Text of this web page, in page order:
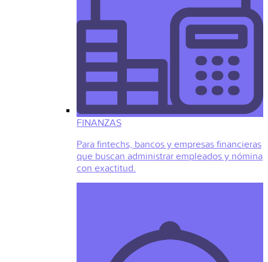
FINANZAS
Para fintechs, bancos y empresas financieras
que buscan administrar empleados y nómina
con exactitud.